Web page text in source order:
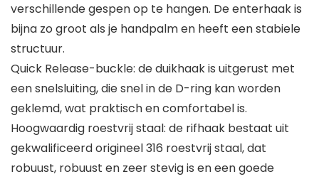
verschillende gespen op te hangen. De enterhaak is
bijna zo groot als je handpalm en heeft een stabiele
structuur.
Quick Release-buckle: de duikhaak is uitgerust met
een snelsluiting, die snel in de D-ring kan worden
geklemd, wat praktisch en comfortabel is.
Hoogwaardig roestvrij staal: de rifhaak bestaat uit
gekwalificeerd origineel 316 roestvrij staal, dat
robuust, robuust en zeer stevig is en een goede